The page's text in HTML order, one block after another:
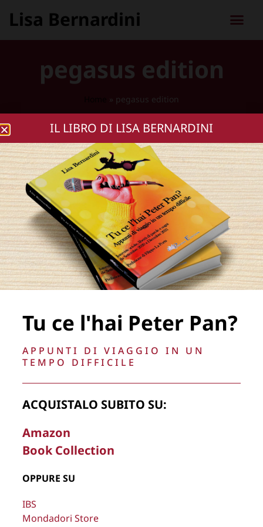
Lisa Bernardini
pegasus edition
» pegasus edition
“PETER PAN” AL FORO ITALICO
PER “FAIR PLAY for LIFE”
5 OTTOBRE 2022
IL LIBRO DI LISA BERNARDINI
Tu ce l'hai Peter Pan?
APPUNTI DI VIAGGIO IN UN
TEMPO DIFFICILE
ACQUISTALO SUBITO SU:
Amazon
Book Collection
OPPURE SU
IBS
Mondadori Store